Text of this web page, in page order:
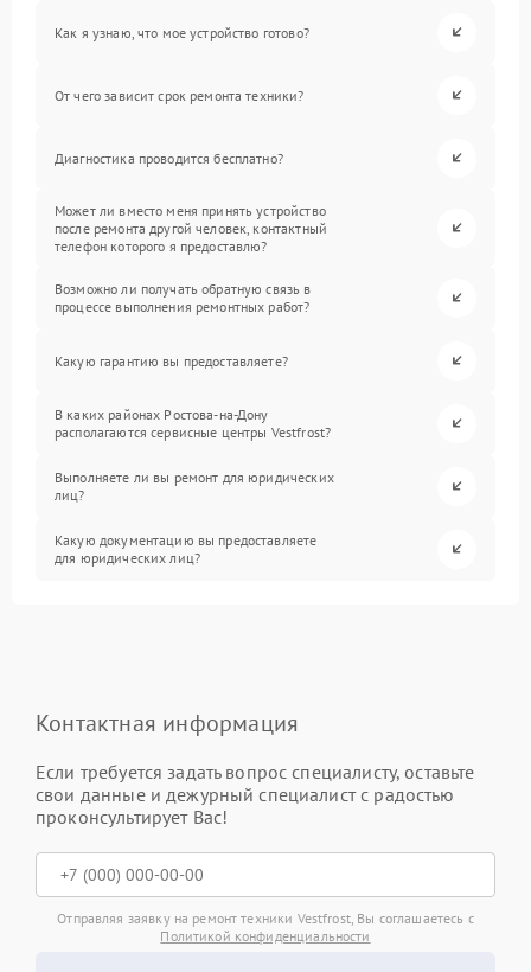
Как я узнаю, что мое устройство готово?
От чего зависит срок ремонта техники?
Диагностика проводится бесплатно?
Может ли вместо меня принять устройство
после ремонта другой человек, контактный
телефон которого я предоставлю?
Возможно ли получать обратную связь в
процессе выполнения ремонтных работ?
Какую гарантию вы предоставляете?
В каких районах Ростова-на-Дону
располагаются сервисные центры Vestfrost?
Выполняете ли вы ремонт для юридических
лиц?
Какую документацию вы предоставляете
для юридических лиц?
Контактная информация
Если требуется задать вопрос специалисту, оставьте
свои данные и дежурный специалист с радостью
проконсультирует Вас!
Отправляя заявку на ремонт техники Vestfrost, Вы соглашаетесь с
Политикой конфиденциальности